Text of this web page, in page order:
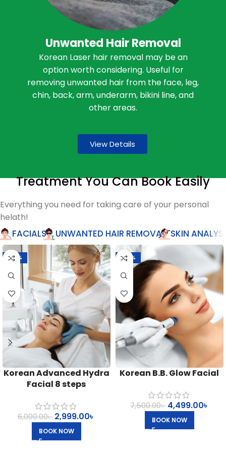
Unwanted Hair Removal
Korean Laser hair removal may be an
option worth considering. Useful for
removing unwanted hair from the face, leg,
chin, back, arm, underarm, bikini line, and
other areas.
View Details
Treatment You Can Book Easily
Everything you need for taking care of your personal
helath!
FACIALS UNWANTED HAIR REMOVAL SKIN
-50%
Korean Advanced Hydra
Facial 8 steps
6,000.00৳ 2,999.00৳
BOOK NOW
-40%
Korean B.B. Glow Facial
7,500.00৳ 4,499.00৳
BOOK NOW